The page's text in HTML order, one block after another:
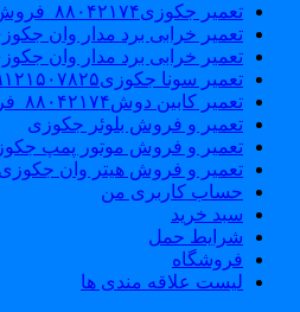
تعمیر جکوزی۸۸۰۴۲۱۷۴_فروش وان_جکوزی
تعمیر خرابی برد مدار وان جکوزی
تعمیر خرابی برد مدار وان جکوزی
تعمیر سونا جکوزی۰۹۱۲۱۵۰۷۸۲۵#| Sauna | Jacuzzi
تعمیر کابین دوش۸۸۰۴۲۱۷۴_فروش کابین دوش
تعمیر و فروش بلوئر جکوزی
تعمیر و فروش موتور پمپ جکوزی
تعمیر و فروش هیتر وان جکوزی
حساب کاربری من
سبد خرید
شرایط حمل
فروشگاه
لیست علاقه مندی ها